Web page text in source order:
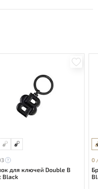
для ключей Double B
Black
0